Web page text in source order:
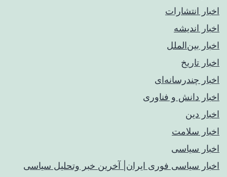
اخبار انتشارات
اخبار اندیشه
اخبار بین‌الملل
اخبار تاریخ
اخبار چندرسانه‌ای
اخبار دانش و فناوری
اخبار دین
اخبار سلامت
اخبار سیاسی
اخبار سیاسی فوری ایران| آخرین خبر وتحلیل سیاسی